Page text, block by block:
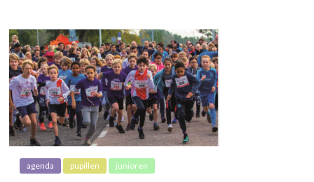
agenda pupillen junioren